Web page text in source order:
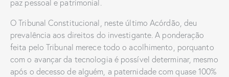
paz pessoal e patrimonial.
O Tribunal Constitucional, neste último Acórdão, deu
prevalência aos direitos do investigante. A ponderação
feita pelo Tribunal merece todo o acolhimento, porquanto
com o avançar da tecnologia é possível determinar, mesmo
após o decesso de alguém, a paternidade com quase 100%